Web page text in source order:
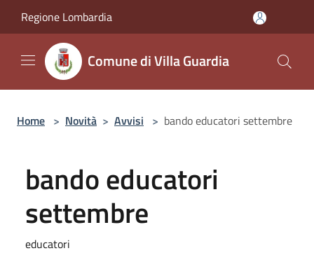
Regione Lombardia
Comune di Villa Guardia
Home > Novità > Avvisi > bando educatori settembre
bando educatori
settembre
educatori